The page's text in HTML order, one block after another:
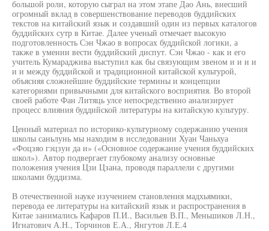
большой роли, которую сыграл на этом этапе Дао Ань, внесший
огромный вклад в совершенствование переводов буддийских
текстов на китайский язык и создавший один из первых каталогов
буддийских сутр в Китае. Далее ученый отмечает высокую
подготовленность Сэн Чжао в вопросах буддийской логики, а
также в умении вести буддийский диспут. Сэн Чжао - как и его
учитель Кумараджива выступил как бы связующим звеном и и и и
и и между буддийской и традиционной китайской культурой,
объясняя сложнейшие буддийские термины и концепции
категориями привычными для китайского восприятия. Во второй
своей работе Фан Литяць улсе непосредственно анализирует
процесс влияния буддийской литературы на китайскую культуру.
Ценный материал по историко-культурному содержанию учения
школы саньлунь мы находим в исследовании Хуан Чаньхуа
«Фоцзяо гэцзун да и» («Основное содержание учения буддийских
школ»). Автор подвергает глубокому анализу основные
положения учения Цзи Цзана, проводя параллели с другими
школами буддизма.
В отечественной науке изучением становления мадхьямики,
перевода ее литературы на китайский язык и распространения в
Китае занимались Кафаров П.И., Васильев В.П., Меньшиков Л.Н.,
Игнатович А.Н., Торчинов Е.А., Янгутов Л.Е.4